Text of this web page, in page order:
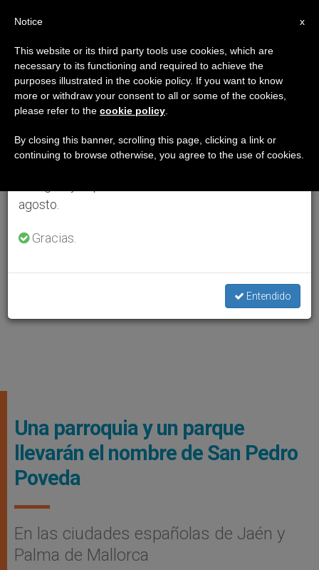
Una parroquia y un parque
llevarán el nombre de San Pedro
Poveda
En las ciudades españolas de Jaén y
Palma de Mallorca
×
Aviso importante
Del 27 de julio al 7 de agosto haremos la pausa
anual, aprovechando que en el periodo de verano
se generan menos informaciones y también el
agosto.
Gracias.
Entendido
x
Notice
This website or its third party tools use cookies, which are
necessary to its functioning and required to achieve the
purposes illustrated in the cookie policy. If you want to know
more or withdraw your consent to all or some of the cookies,
please refer to the cookie policy
By closing this banner, scrolling this page, clicking a link or
continuing to browse otherwise, you agree to the use of cookies.